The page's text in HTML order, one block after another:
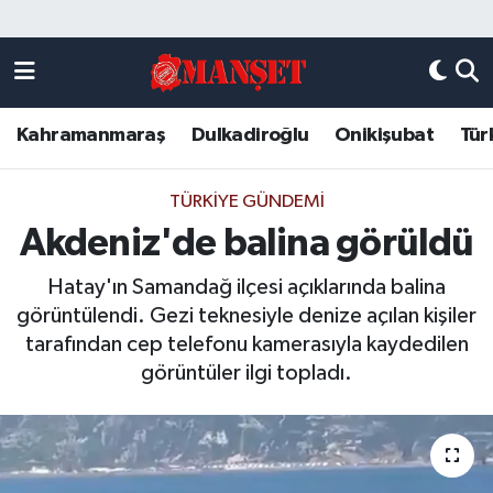
Kahramanmaraş Dulkadiroğlu Onikişubat
TÜRKIYE GÜNDEMI
Akdeniz'de balina görüldü
Hatay'ın Samandağ ilçesi açıklarında balina
görüntülendi. Gezi teknesiyle denize açılan kişiler
tarafından cep telefonu kamerasıyla kaydedilen
görüntüler ilgi topladı.
DULKADİROĞLU
KAHRAMANMARAŞ
ONİKİŞUBAT
ÖZEL HABER
Kahramanmaraş Nöbetçi Eczaneler
Kahramanmaraş Hava Durumu
Kahramanmaraş Trafik Yoğunluk Haritası
Süper Lig Puan Durumu ve Fikstür
Tüm Manşetler
Son Dakika Haberleri
Haber Arşivi